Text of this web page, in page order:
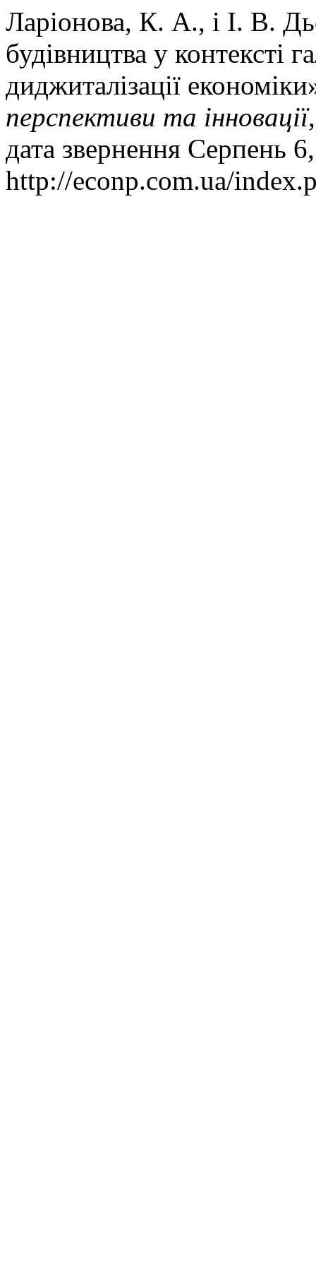
Ларіонова, К. А., і І. В.
будівництва у контексті
диджиталізації
перспективи та інновації
дата звернення Серпень
http://econp.com.ua/